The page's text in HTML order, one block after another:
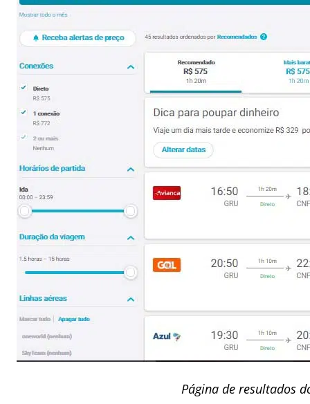
Página de resultados